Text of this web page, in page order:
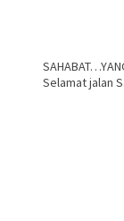
Selamat jalan